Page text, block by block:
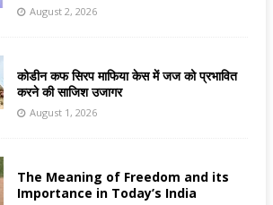
August 2, 2026
कोडीन कफ सिरप माफिया केस में जज को प्रभावित
करने की साजिश उजागर
August 1, 2026
The Meaning of Freedom and its
Importance in Today’s India